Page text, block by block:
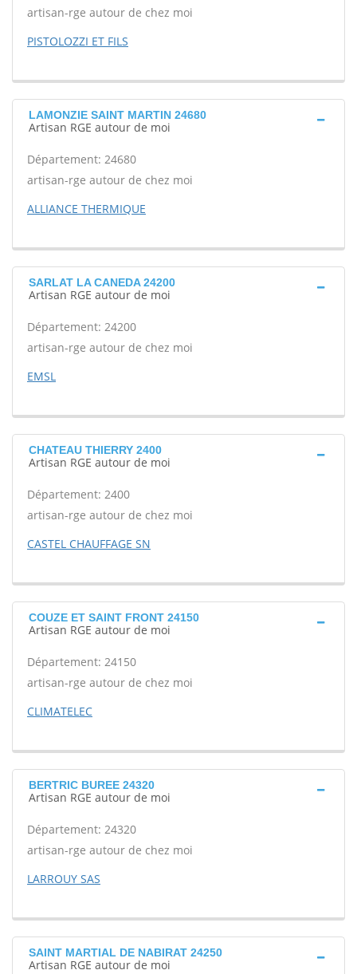
artisan-rge autour de chez moi
PISTOLOZZI ET FILS
LAMONZIE SAINT MARTIN 24680
Artisan RGE autour de moi
Département: 24680
artisan-rge autour de chez moi
ALLIANCE THERMIQUE
SARLAT LA CANEDA 24200
Artisan RGE autour de moi
Département: 24200
artisan-rge autour de chez moi
EMSL
CHATEAU THIERRY 2400
Artisan RGE autour de moi
Département: 2400
artisan-rge autour de chez moi
CASTEL CHAUFFAGE SN
COUZE ET SAINT FRONT 24150
Artisan RGE autour de moi
Département: 24150
artisan-rge autour de chez moi
CLIMATELEC
BERTRIC BUREE 24320
Artisan RGE autour de moi
Département: 24320
artisan-rge autour de chez moi
LARROUY SAS
SAINT MARTIAL DE NABIRAT 24250
Artisan RGE autour de moi